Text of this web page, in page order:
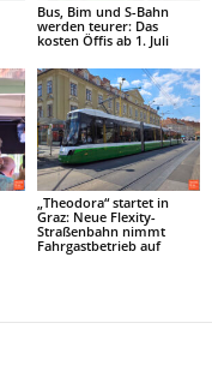
Bus, Bim und S-Bahn
werden teurer: Das
kosten Öffis ab 1. Juli
„Theodora“ startet in
Graz: Neue Flexity-
Straßenbahn nimmt
Fahrgastbetrieb auf